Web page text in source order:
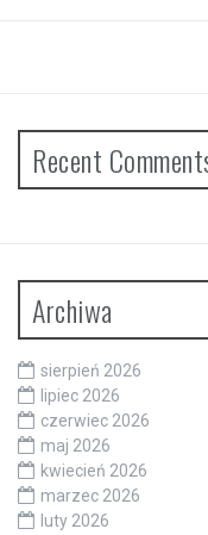
Recent
Archiwa
sierpień 2026
lipiec 2026
czerwiec 2026
maj 2026
kwiecień 2026
marzec 2026
luty 2026